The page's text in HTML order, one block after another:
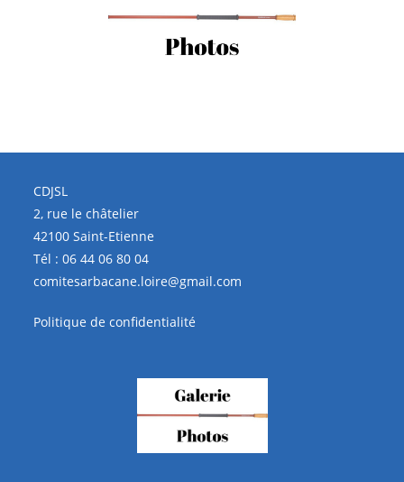
CDJSL
2, rue le châtelier
42100 Saint-Etienne
Tél :06 44 06 80 04
comitesarbacane.loire@gmail.com
Politique de confidentialité